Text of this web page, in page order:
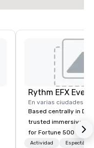
En varias ciudades
Based centrally in
trusted immersive
for Fortune 500
2012. We deliver stunning premium AV
Actividad